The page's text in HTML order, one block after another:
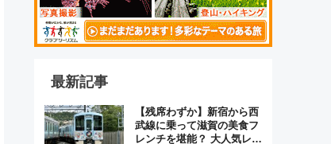
最新記事
【残席わずか】新宿から西
武線に乗って滋賀の美食フ
レンチを堪能？ 大人気レス